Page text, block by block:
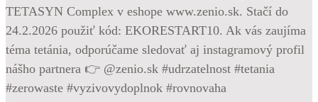
TETASYN Complex v eshope www.zenio.sk. Stačí do
24.2.2026 použiť kód: EKORESTART10. Ak vás zaujíma
téma tetánia, odporúčame sledovať aj instagramový profil
nášho partnera 👉 @zenio.sk #udrzatelnost #tetania
#zerowaste #vyzivovydoplnok #rovnovaha